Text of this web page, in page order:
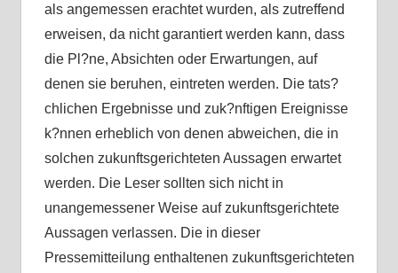
als angemessen erachtet wurden, als zutreffend
erweisen, da nicht garantiert werden kann, dass
die Pl?ne, Absichten oder Erwartungen, auf
denen sie beruhen, eintreten werden. Die tats?
chlichen Ergebnisse und zuk?nftigen Ereignisse
k?nnen erheblich von denen abweichen, die in
solchen zukunftsgerichteten Aussagen erwartet
werden. Die Leser sollten sich nicht in
unangemessener Weise auf zukunftsgerichtete
Aussagen verlassen. Die in dieser
Pressemitteilung enthaltenen zukunftsgerichteten